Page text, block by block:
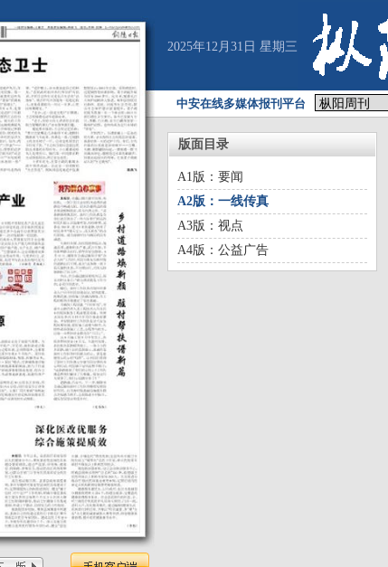
2025年12月31日 星期三
中安在线多媒体报刊平台
版面目录
A1版：要闻
A2版：一线传真
A3版：视点
A4版：公益广告